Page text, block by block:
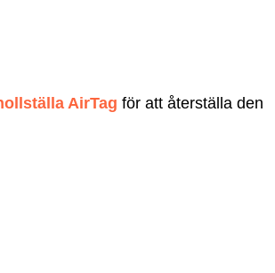
AirTag för att återställa den